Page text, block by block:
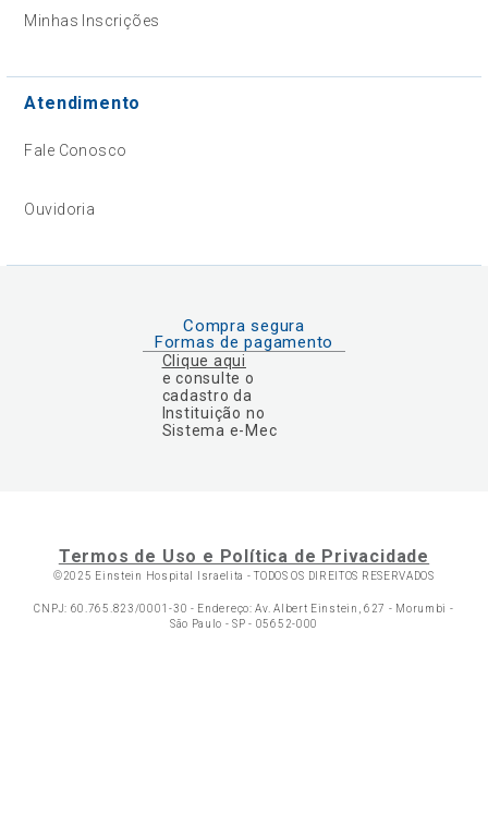
Minhas Inscrições
Atendimento
Fale Conosco
Ouvidoria
Compra segura
Formas de pagamento
Clique aqui
e consulte o
cadastro da
Instituição no
Sistema e-Mec
Termos de Uso e Política de Privacidade
©2025 Einstein Hospital Israelita -TODOS OS DIREITOS RESERVADOS
CNPJ: 60.765.823/0001-30 - Endereço: Av. Albert Einstein, 627 - Morumbi -
São Paulo - SP - 05652-000